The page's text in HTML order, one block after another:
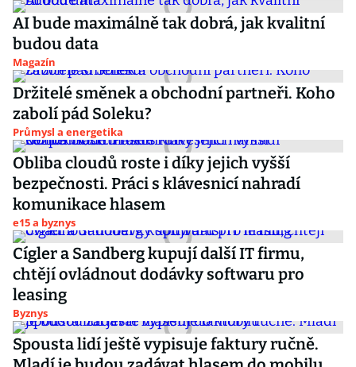
AI bude maximálně tak dobrá, jak kvalitní
budou data
Magazín
Držitelé směnek a obchodní partneři. Koho
zabolí pád Soleku?
Průmysl a energetika
Obliba cloudů roste i díky jejich vyšší
bezpečnosti. Práci s klávesnicí nahradí
komunikace hlasem
e15 a byznys
Cígler a Sandberg kupují další IT firmu,
chtějí ovládnout dodávky softwaru pro
leasing
Byznys
Spousta lidí ještě vypisuje faktury ručně.